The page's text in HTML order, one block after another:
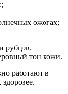
ожогах;
рубцов;
тон кожи.
работают в